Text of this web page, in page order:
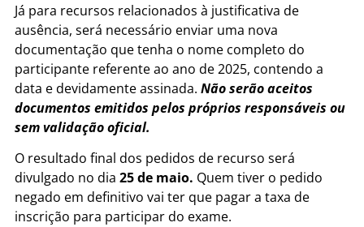
Já para recursos relacionados à justificativa de
ausência, será necessário enviar uma nova
documentação que tenha o nome completo do
participante referente ao ano de 2025, contendo a
data e devidamente assinada. Não serão aceitos
documentos emitidos pelos próprios responsáveis ou
sem validação oficial.
O resultado final dos pedidos de recurso será
divulgado no dia 25 de maio. Quem tiver o pedido
negado em definitivo vai ter que pagar a taxa de
inscrição para participar do exame.